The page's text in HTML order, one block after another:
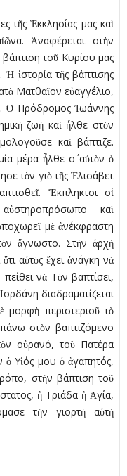
τῆς Ἐκκλησίας μας καὶ
Ἀναφέρεται στὴν
τοῦ Κυρίου μας
ἱστορία τῆς βάπτισης
Ματθαῖον εὐαγγέλιο,
Ὁ Πρόδρομος Ἰωάννης
ζωὴ καὶ ἦλθε στὸν
καὶ βάπτιζε.
μέρα ἦλθε σ΄ αὐτὸν ὁ
τὸν γιὸ τῆς Ἐλισάβετ
Ἔκπληκτοι οἱ
καὶ
μὲ ἀνέκφραστη
ἄγνωστο. Στὴν ἀρχὴ
αὐτὸς ἔχει ἀνάγκη νὰ
νὰ Τὸν βαπτίσει,
διαδραματίζεται
μορφὴ περιστεριοῦ τὸ
στὸν βαπτιζόμενο
οὐρανό, τοῦ Πατέρα
ὁ Υἱός μου ὁ ἀγαπητός,
στὴν βάπτιση τοῦ
ἡ Τριάδα ἡ Ἁγία,
τὴν γιορτὴ αὐτὴ